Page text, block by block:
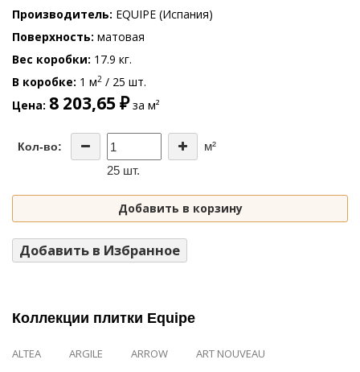
Производитель EQUIPE (Испания)
Поверхность матовая
Вес коробки 17.9 кг.
В коробке 1 м2 / 25 шт.
Цена 8 203,65 ₽за м²
Кол-во:
м²
25 шт.
Добавить в корзину
Добавить в Избранное
Коллекции плитки Equipe
ALTEA ARGILE ARROW
ART NOUVEAU